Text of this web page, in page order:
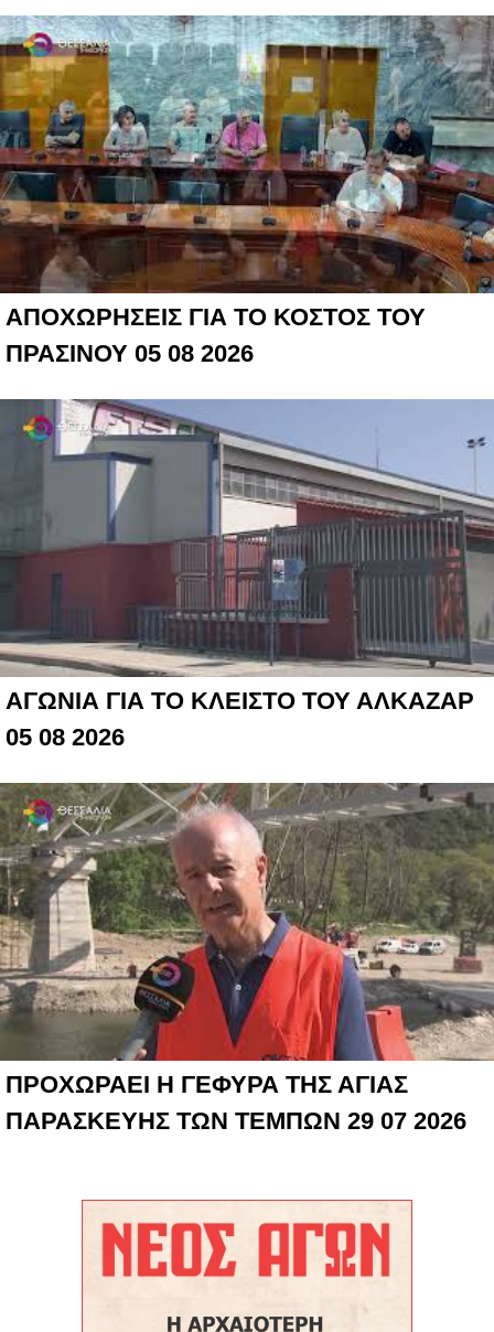
ΑΠΟΧΩΡΗΣΕΙΣ ΓΙΑ ΤΟ ΚΟΣΤΟΣ ΤΟΥ
ΠΡΑΣΙΝΟΥ 05 08 2026
ΑΓΩΝΙΑ ΓΙΑ ΤΟ ΚΛΕΙΣΤΟ ΤΟΥ ΑΛΚΑΖΑΡ
05 08 2026
ΠΡΟΧΩΡΑΕΙ Η ΓΕΦΥΡΑ ΤΗΣ ΑΓΙΑΣ
ΠΑΡΑΣΚΕΥΗΣ ΤΩΝ ΤΕΜΠΩΝ 29 07 2026